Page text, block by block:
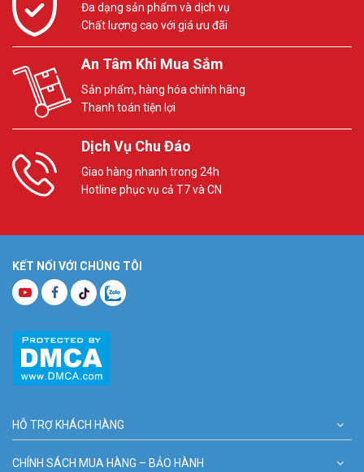
Đa dạng sản phẩm và dịch vụ
Chất lượng cao với giá ưu đãi
An Tâm Khi Mua Sắm
Sản phẩm, hàng hóa chính hãng
Thanh toán tiện lợi
Dịch Vụ Chu Đáo
Giao hàng nhanh trong 24h
Hotline phục vụ cả T7 và CN
KẾT NỐI VỚI CHÚNG TÔI
HỖ TRỢ KHÁCH HÀNG
CHÍNH SÁCH MUA HÀNG – BẢO HÀNH